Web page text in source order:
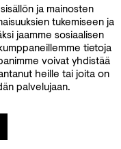
ja mainosten
tukemiseen ja
jaamme sosiaalisen
tietoja
voivat yhdistää
heille tai joita on
palvelujaan.